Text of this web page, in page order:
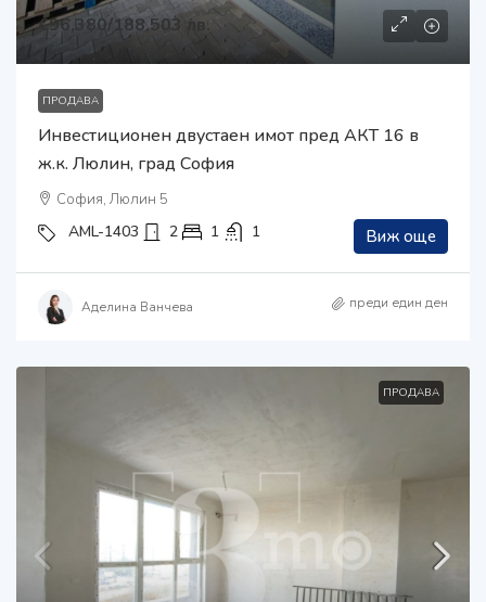
€96,380/188,503 лв.
ПРОДАВА
Инвестиционен двустаен имот пред АКТ 16 в
ж.к. Люлин, град София
София, Люлин 5
AML-1403 2 1 1 Виж още
Аделина Ванчева преди един ден
ПРОДАВА